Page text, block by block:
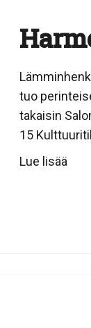
tuo
takaisin
15
Lue lisää